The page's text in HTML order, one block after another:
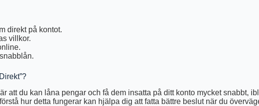
direkt på kontot.
villkor.
att du kan låna pengar och få dem insatta på ditt konto mycket snabbt,
hur detta fungerar kan hjälpa dig att fatta bättre beslut när du